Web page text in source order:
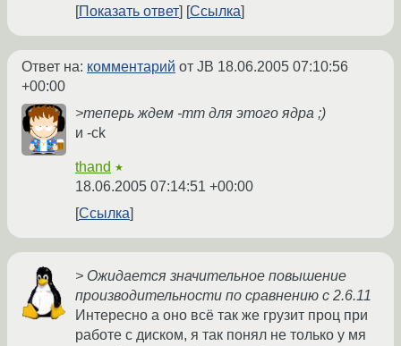
Показать ответ
Ссылка
Ответ на: комментарий от JB 18.06.2005 07:10:56
+00:00
>теперь ждем -mm для этого ядра ;)
и -ck
thand ★
18.06.2005 07:14:51 +00:00
Ссылка
> Ожидается значительное повышение
производительности по сравнению с 2.6.11
Интересно а оно всё так же грузит проц при
работе с диском, я так понял не только у мя